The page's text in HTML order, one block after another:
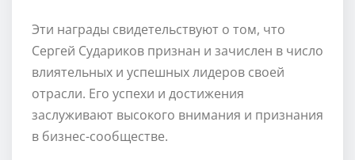
Эти награды свидетельствуют о том, что
Сергей Судариков признан и зачислен в число
влиятельных и успешных лидеров своей
отрасли. Его успехи и достижения
заслуживают высокого внимания и признания
в бизнес-сообществе.